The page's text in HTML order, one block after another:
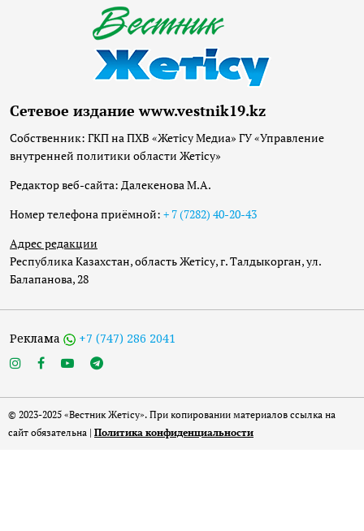
Сетевое издание www.vestnik19.kz
Собственник: ГКП на ПХВ «Жетісу Медиа» ГУ «Управление
внутренней политики области Жетісу»
Редактор веб-сайта: Далекенова М.А.
Номер телефона приёмной: + 7 (7282) 40-20-43
Адрес редакции
Республика Казахстан, область Жетісу, г. Талдыкорган, ул.
Балапанова, 28
Реклама +7 (747) 286 2041
© 2023-2025 «Вестник Жетісу». При копировании материалов ссылка на
сайт обязательна | Политика конфиденциальности